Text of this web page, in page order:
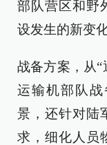
部队营区和野
设发生的新变
战备方案，从“
运输机部队
景，还针对陆
求，细化人员